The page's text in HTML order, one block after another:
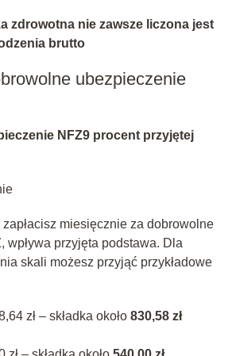
zdrowotna nie zawsze liczona jest
brutto
ubezpieczenie
NFZ9 procent przyjętej
miesięcznie za dobrowolne
wpływa przyjęta podstawa. Dla
skali możesz przyjąć przykładowe
zł – składka około 830,58 zł